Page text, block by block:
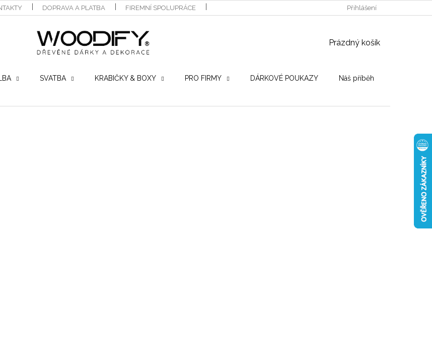
DOPRAVA A PLATBA FIREMNÍ SPOLUPRÁCE STROJE PRO VÝROBUPřihlášení
NÁKUPNÍ KOŠÍK
Prázdný košík
SVATBA KRABIČKY & BOXY PRO FIRMY DÁRKOVÉ POUKAZY Náš příběh